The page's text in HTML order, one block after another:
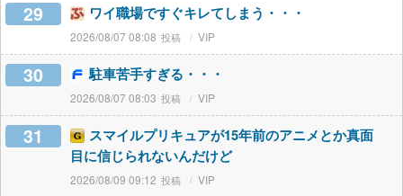
29 ワイ職場ですぐキレてしまう・・・
2026/08/07 08:08 VIP
30 駐車苦手すぎる・・・
2026/08/07 08:03 VIP
31
スマイルプリキュアが15年前のアニメとか真面
目に信じられないんだけど
2026/08/09 09:12 VIP